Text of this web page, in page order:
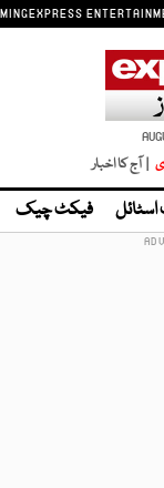
EXPRESS
| آج کا اخبار
اسٹائل فیکٹ چیک